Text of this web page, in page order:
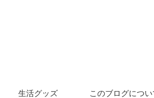
生活グッズ このブログについ